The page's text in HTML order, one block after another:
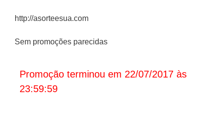
http://asorteesua.com
Sem promoções parecidas
Promoção terminou em 22/07/2017 às
23:59:59